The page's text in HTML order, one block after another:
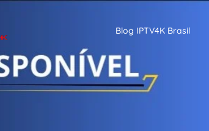
Blog IPTV4K Brasil